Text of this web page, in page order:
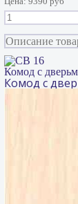
Описание
Комод с
Комод с